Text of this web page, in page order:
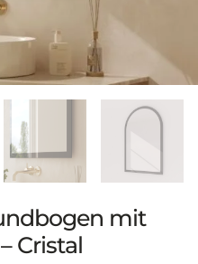
mit
Cristal